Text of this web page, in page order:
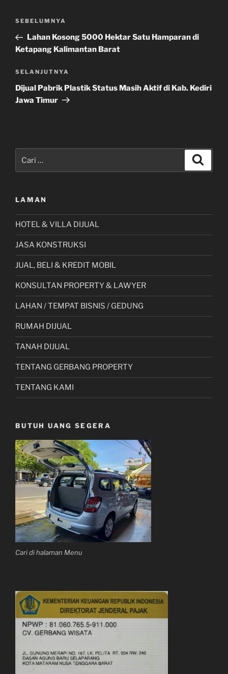
Navigasi
Pos
Sebelumnya
SEBELUMNYA
Lahan Kosong 5000 Hektar Satu Hamparan di
Ketapang Kalimantan Barat
Pos
Selanjutnya
SELANJUTNYA
Dijual Pabrik Plastik Status Masih Aktif di Kab. Kediri
Jawa Timur
untuk:
LAMAN
HOTEL & VILLA DIJUAL
JASA KONSTRUKSI
JUAL, BELI & KREDIT MOBIL
KONSULTAN PROPERTY & LAWYER
LAHAN / TEMPAT BISNIS / GEDUNG
RUMAH DIJUAL
TANAH DIJUAL
TENTANG GERBANG PROPERTY
TENTANG KAMI
BUTUH UANG SEGERA
Cari di halaman Menu